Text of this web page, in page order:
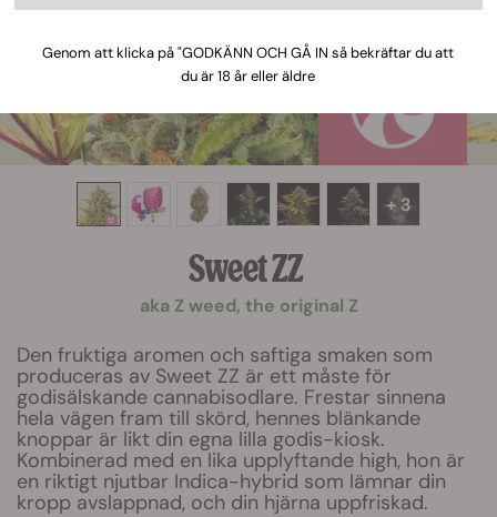
+ 3
Sweet ZZ
aka Z weed, the original Z
Den fruktiga aromen och saftiga smaken som
produceras av Sweet ZZ är ett måste för
godisälskande cannabisodlare. Frestar sinnena
hela vägen fram till skörd, hennes blänkande
knoppar är likt din egna lilla godis-kiosk.
Kombinerad med en lika upplyftande high, hon är
en riktigt njutbar Indica-hybrid som lämnar din
kropp avslappnad, och din hjärna uppfriskad.
Genom att klicka på "GODKÄNN OCH GÅ IN så bekräftar du att
du är 18 år eller äldre